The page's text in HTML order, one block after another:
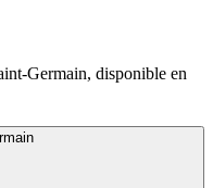
Germain, disponible en